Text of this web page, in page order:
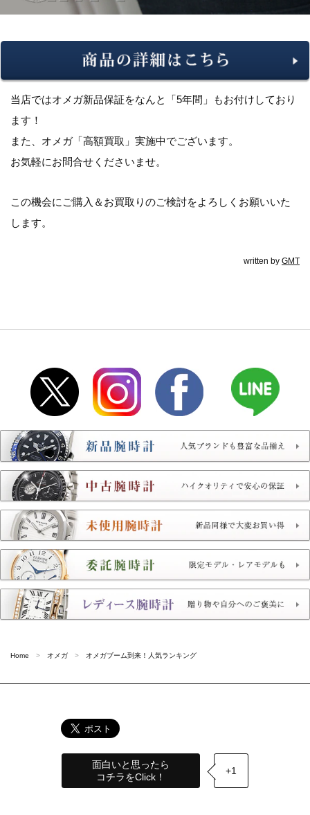
当店ではオメガ新品保証をなんと「5年間」もお付けしており
ます！
また、オメガ「高額買取」実施中でございます。
お気軽にお問合せくださいませ。
この機会にご購入＆お買取りのご検討をよろしくお願いいた
します。
written by GMT
Home オメガ オメガブーム到来！人気ランキング
面白いと思ったら
コチラをClick！
+1